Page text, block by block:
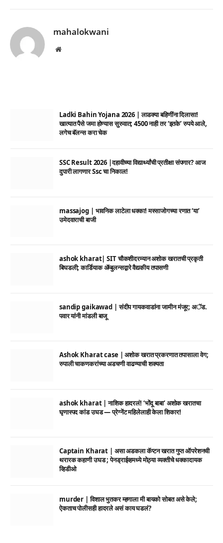
mahalokwani
Website
Ladki Bahin Yojana 2026 | लाडक्या बहिणींना दिलासा!
खात्यात पैसे जमा होण्यास सुरुवात; 4500 नाही तर ‘इतके’ रुपये आले,
लगेच बॅलन्स करा चेक
SSC Result 2026 |दहावीच्या विद्यार्थ्यांची प्रतीक्षा संपणार? आज
दुपारी लागणार Ssc चा निकाल!
massajog | भावनिक लाटेला धक्का! मस्साजोगच्या रणात ‘या’
उमेदवाराची बाजी
ashok kharat| SIT चौकशीदरम्यान अशोक खरातची प्रकृती
बिघडली; कार्डियाक ॲम्बुलन्सद्वारे वैद्यकीय तपासणी
sandip gaikawad | संदीप गायकवाडांना जामीन मंजूर; अॅड.
पवार यांनी मांडली बाजू
Ashok Kharat case | अशोक खरात प्रकरणात तपासाला वेग;
रुपाली चाकणकरांच्या अडचणी वाढण्याची शक्यता
ashok kharat | नाशिक हादरलं! ‘भोंदू बाबा’ अशोक खरातचा
घृणास्पद कांड उघड — प्रेग्नेंट महिलेलाही केला शिकार!
Captain Kharat | असा अडकला कॅप्टन खरात गुप्त ऑपरेशनची
थरारक कहाणी उघड ; पेनड्राईव्हमध्ये मोठ्या व्यक्तीचे धक्कादायक
व्हिडीओ
murder | विशाल भुतकर म्हणाला मी बायको सोबत असे केले;
ऐकताच पोलीसही हादरले असं काय घडलं?